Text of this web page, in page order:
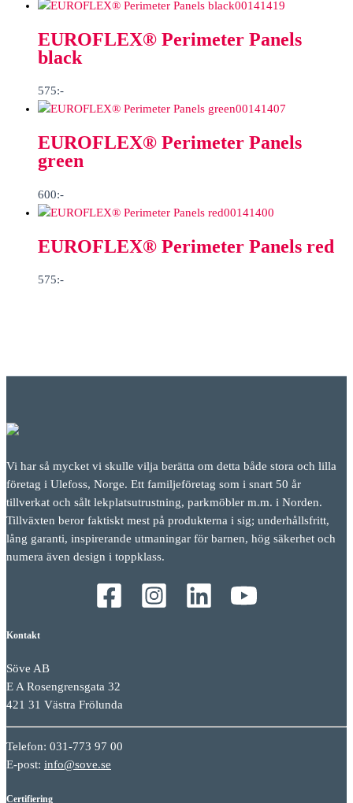
00141419
EUROFLEX® Perimeter Panels
black
575:-
00141407
EUROFLEX® Perimeter Panels
green
600:-
00141400
EUROFLEX® Perimeter Panels red
575:-
Vi har så mycket vi skulle vilja berätta om detta både stora och lilla
företag i Ulefoss, Norge. Ett familjeföretag som i snart 50 år
tillverkat och sålt lekplatsutrustning, parkmöbler m.m. i Norden.
Tillväxten beror faktiskt mest på produkterna i sig; underhållsfritt,
lång garanti, inspirerande utmaningar för barnen, hög säkerhet och
numera även design i toppklass.
Kontakt
Söve AB
E A Rosengrensgata 32
421 31 Västra Frölunda
Telefon: 031-773 97 00
E-post: info@sove.se
Certifiering